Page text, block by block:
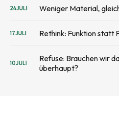
24JULI Weniger Material,
17JULI Rethink: Funktion statt
10JULI
Refuse: Brauchen wir
überhaupt?